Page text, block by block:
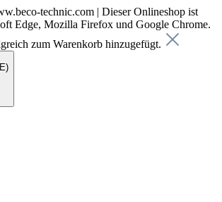
technic.com | Dieser Onlineshop ist
Edge, Mozilla Firefox und Google Chrome.
zum Warenkorb hinzugefügt.